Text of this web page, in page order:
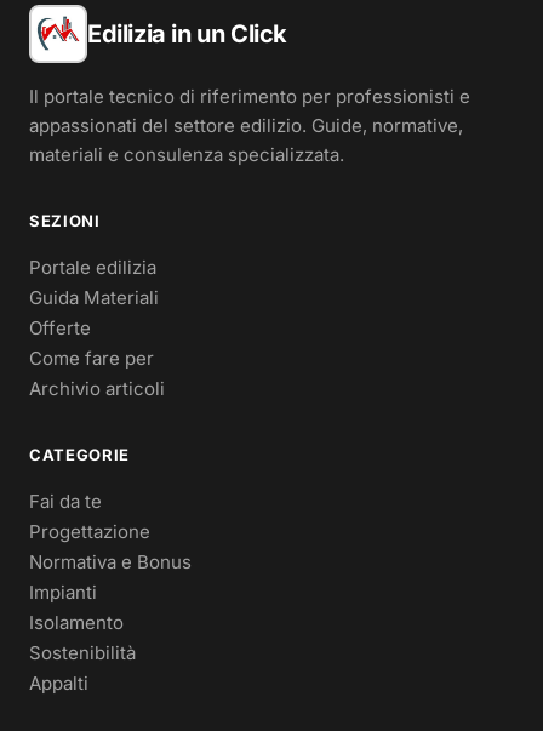
Edilizia in un Click
Il portale tecnico di riferimento per professionisti e
appassionati del settore edilizio. Guide, normative,
materiali e consulenza specializzata.
SEZIONI
Portale edilizia
Guida Materiali
Offerte
Come fare per
Archivio articoli
CATEGORIE
Fai da te
Progettazione
Normativa e Bonus
Impianti
Isolamento
Sostenibilità
Appalti